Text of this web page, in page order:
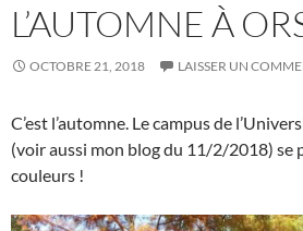
L’AUTOMNE À
OCTOBRE 21, 2018 LAISSER UN
C’est l’automne. Le campus de
(voir aussi mon blog du 11/2/2018) se
couleurs !